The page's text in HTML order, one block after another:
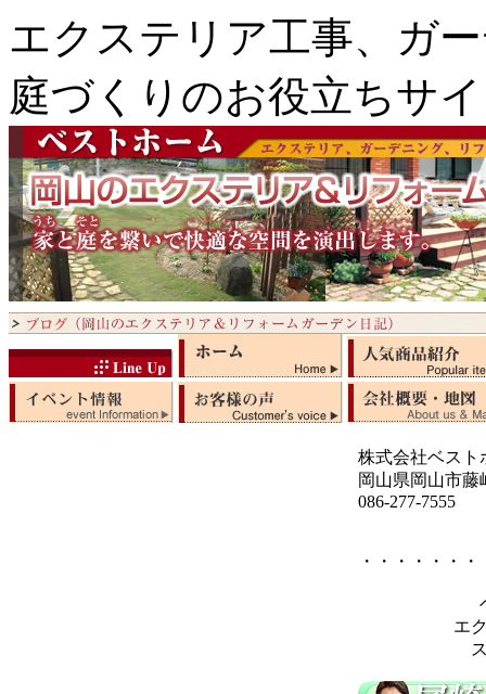
エクステリア工事、ガ
庭づくりのお役立ちサ
株式会社ベスト
岡山県岡山市藤
086-277-7555
・・・・・・
エ